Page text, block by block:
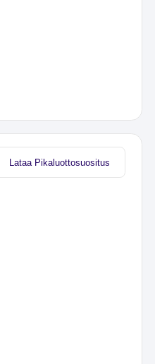
Lataa Pikaluottosuositus